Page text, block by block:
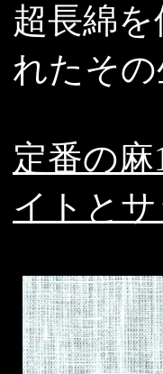
超長綿
れたそ
定番の
イトと